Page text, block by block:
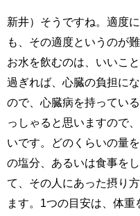
新井）そうですね。適度
も、その適度というのが
お水を飲むのは、いいこ
過ぎれば、心臓の負担に
ので、心臓病を持ってい
っしゃると思いますので
いです。どのくらいの量
の塩分、あるいは食事を
て、その人にあった摂り
ます。1つの目安は、体